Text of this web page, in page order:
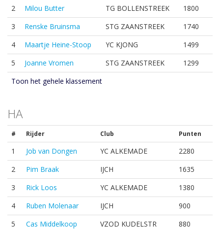
2 Milou Butter TG BOLLENSTREEK
1800
3
Renske Bruinsma STG ZAANSTREEK
1740
4
Maartje Heine-Stoop YC KJONG
1499
5
Joanne Vromen STG ZAANSTREEK
1299
Toon het gehele klassement
HA
# Rijder Club Punten
1 Job van Dongen YC ALKEMADE
2280
2
Pim Braak IJCH
1635
3
Rick Loos YC ALKEMADE
1380
4
Ruben Molenaar IJCH
900
5
Cas Middelkoop VZOD KUDELSTR
880